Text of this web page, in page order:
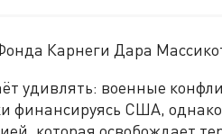
Карнеги Дара
удивлять: военные
финансируясь США,